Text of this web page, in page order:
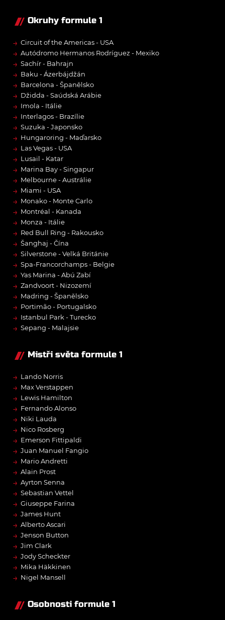
Okruhy formule 1
→ Circuit of the Americas - USA
→ Autódromo Hermanos Rodríguez - Mexiko
→ Sachír - Bahrajn
→ Baku - Ázerbájdžán
→ Barcelona - Španělsko
→ Džidda - Saúdská Arábie
→ Imola - Itálie
→ Interlagos - Brazílie
→ Suzuka - Japonsko
→ Hungaroring - Maďarsko
→ Las Vegas - USA
→ Lusail - Katar
→ Marina Bay - Singapur
→ Melbourne - Austrálie
→ Miami - USA
→ Monako - Monte Carlo
→ Montréal - Kanada
→ Monza - Itálie
→ Red Bull Ring - Rakousko
→ Šanghaj - Čína
→ Silverstone - Velká Británie
→ Spa-Francorchamps - Belgie
→ Yas Marina - Abú Zabí
→ Zandvoort - Nizozemí
→ Madring - Španělsko
→ Portimão - Portugalsko
→ Istanbul Park - Turecko
→ Sepang - Malajsie
Mistři světa formule 1
→ Lando Norris
→ Max Verstappen
→ Lewis Hamilton
→ Fernando Alonso
→ Niki Lauda
→ Nico Rosberg
→ Emerson Fittipaldi
→ Juan Manuel Fangio
→ Mario Andretti
→ Alain Prost
→ Ayrton Senna
→ Sebastian Vettel
→ Giuseppe Farina
→ James Hunt
→ Alberto Ascari
→ Jenson Button
→ Jim Clark
→ Jody Scheckter
→ Mika Häkkinen
→ Nigel Mansell
Osobnosti formule 1